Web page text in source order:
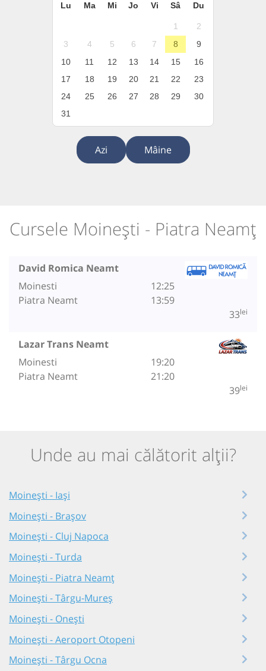
Lu Ma Mi Jo Vi Sâ Du
1
2
3
4 5 6 7 8
9
10
11 12 13 14 15
16
17
18 19 20 21 22
23
24
25 26 27 28 29
30
31
Azi Mâine
Cursele Moinești - Piatra Neamț
David Romica Neamt
Moinesti
Piatra Neamt
12:25
13:59
33lei
Lazar Trans Neamt
Moinesti
Piatra Neamt
19:20
21:20
39lei
Unde au mai călătorit alții?
Moinești - Iași
Moinești - Brașov
Moinești - Cluj Napoca
Moinești - Turda
Moinești - Piatra Neamț
Moinești - Târgu-Mureș
Moinești - Onești
Moinești - Aeroport Otopeni
Moinești - Târgu Ocna